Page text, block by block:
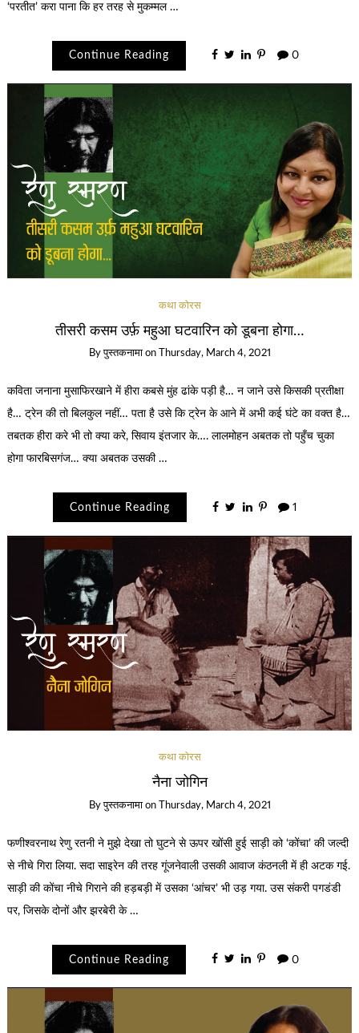
‘परतीत’ करा पाना कि हर तरह से मुकम्मल …
Continue Reading 0
कथा कोरस
तीसरी कसम उर्फ़ महुआ घटवारिन को डूबना होगा…
Byपुस्तकनामा on Thursday, March 4, 2021
कविता जनाना मुसाफिरखाने में हीरा कबसे मुंह ढांके पड़ी है… न जाने उसे किसकी प्रतीक्षा
है… ट्रेन की तो बिलकुल नहीं… पता है उसे कि ट्रेन के आने में अभी कई घंटे का वक्त है…
तबतक हीरा करे भी तो क्या करे, सिवाय इंतजार के…. लालमोहन अबतक तो पहुँच चुका
होगा फारबिसगंज… क्या अबतक उसकी …
Continue Reading 1
कथा कोरस
नैना जोगिन
Byपुस्तकनामा on Thursday, March 4, 2021
फणीश्वरनाथ रेणु रतनी ने मुझे देखा तो घुटने से ऊपर खोंसी हुई साड़ी को ‘कोंचा’ की जल्दी
से नीचे गिरा लिया. सदा साइरेन की तरह गूंजनेवाली उसकी आवाज कंठनली में ही अटक गई.
साड़ी की कोंचा नीचे गिराने की हड़बड़ी में उसका ‘आंचर’ भी उड़ गया. उस संकरी पगडंडी
पर, जिसके दोनों और झरबेरी के …
Continue Reading 0